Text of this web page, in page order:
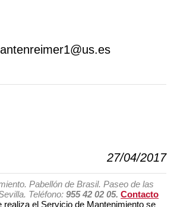
27/04/2017
Pabellón de Brasil. Paseo de las
Teléfono: 955 42 02 05. Contacto
realiza el Servicio de Mantenimiento se